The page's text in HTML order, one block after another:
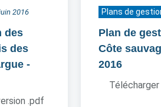
2016
des
des
-
.pdf
Plans de
Plan de
Côte
2016